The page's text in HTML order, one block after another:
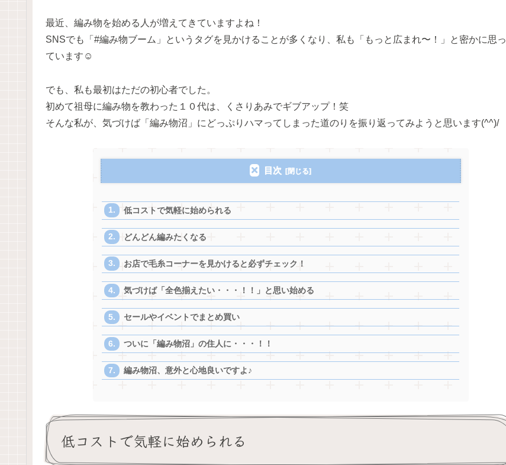
最近、編み物を始める人が増えてきていますよね！
SNSでも「#編み物ブーム」というタグを見かけることが多くなり、私も「もっと広まれ〜！」と密かに思っ
ています☺️
でも、私も最初はただの初心者でした。
初めて祖母に編み物を教わった１０代は、くさりあみでギブアップ！笑
そんな私が、気づけば「編み物沼」にどっぷりハマってしまった道のりを振り返ってみようと思います(^^)/
目次
低コストで気軽に始められる
どんどん編みたくなる
お店で毛糸コーナーを見かけると必ずチェック！
気づけば「全色揃えたい・・・！！」と思い始める
セールやイベントでまとめ買い
ついに「編み物沼」の住人に・・・！！
編み物沼、意外と心地良いですよ♪
低コストで気軽に始められる